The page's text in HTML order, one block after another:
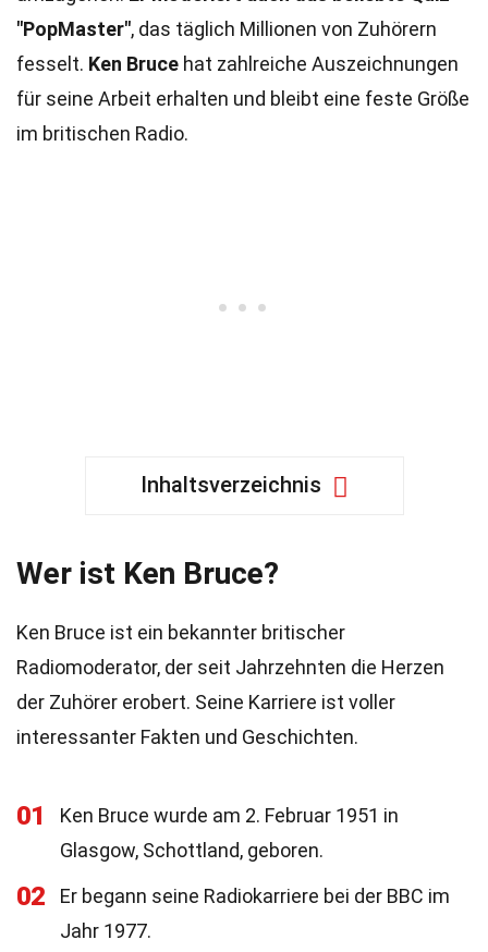
"PopMaster", das täglich Millionen von Zuhörern
fesselt. Ken Bruce hat zahlreiche Auszeichnungen
für seine Arbeit erhalten und bleibt eine feste Größe
im britischen Radio.
Inhaltsverzeichnis
Wer ist Ken Bruce?
Ken Bruce ist ein bekannter britischer
Radiomoderator, der seit Jahrzehnten die Herzen
der Zuhörer erobert. Seine Karriere ist voller
interessanter Fakten und Geschichten.
01
Ken Bruce wurde am 2. Februar 1951 in
Glasgow, Schottland, geboren.
02
Er begann seine Radiokarriere bei der BBC im
Jahr 1977.